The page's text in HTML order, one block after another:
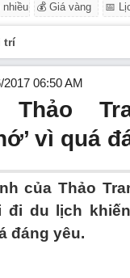
nhiều 💰 Giá vàng 📅
trí
06:50 AM
vì quá
của Thảo
đi du lịch
đáng yêu.